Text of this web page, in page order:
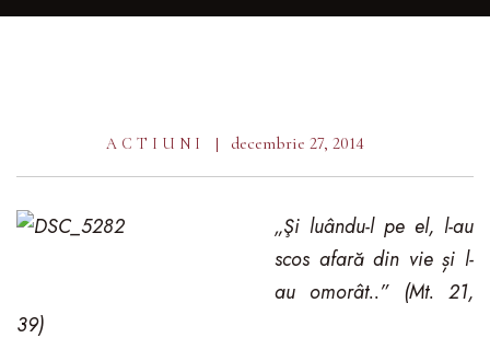
ACTIUNI decembrie 27, 2014
„Şi luându-l pe el, l-au
scos afară din vie și l-
au omorât..” (Mt. 21,
39)